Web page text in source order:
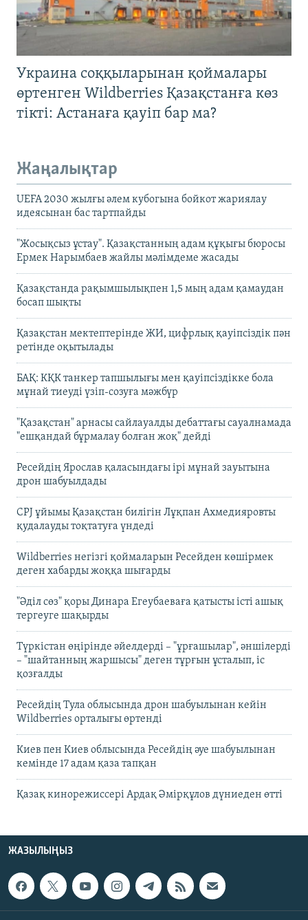
Украина соққыларынан қоймалары
өртенген Wildberries Қазақстанға көз
тікті: Астанаға қауіп бар ма?
Жаңалықтар
UEFA 2030 жылғы әлем кубогына бойкот жариялау
идеясынан бас тартпайды
"Жосықсыз ұстау". Қазақстанның адам құқығы бюросы
Ермек Нарымбаев жайлы мәлімдеме жасады
Қазақстанда рақымшылықпен 1,5 мың адам қамаудан
босап шықты
Қазақстан мектептерінде ЖИ, цифрлық қауіпсіздік пән
ретінде оқытылады
БАҚ: КҚК танкер тапшылығы мен қауіпсіздікке бола
мұнай тиеуді үзіп-созуға мәжбүр
"Қазақстан" арнасы сайлауалды дебаттағы сауалнамада
"ешқандай бұрмалау болған жоқ" дейді
Ресейдің Ярослав қаласындағы ірі мұнай зауытына
дрон шабуылдады
CPJ ұйымы Қазақстан билігін Лұқпан Ахмедияровты
қудалауды тоқтатуға үндеді
Wildberries негізгі қоймаларын Ресейден көшірмек
деген хабарды жоққа шығарды
"Әділ сөз" қоры Динара Егеубаеваға қатысты істі ашық
тергеуге шақырды
Түркістан өңірінде әйелдерді – "ұрғашылар", әншілерді
– "шайтанның жаршысы" деген тұрғын ұсталып, іс
қозғалды
Ресейдің Тула облысында дрон шабуылынан кейін
Wildberries орталығы өртенді
Киев пен Киев облысында Ресейдің әуе шабуылынан
кемінде 17 адам қаза тапқан
Қазақ кинорежиссері Ардақ Әмірқұлов дүниеден өтті
ЖАЗЫЛЫҢЫЗ